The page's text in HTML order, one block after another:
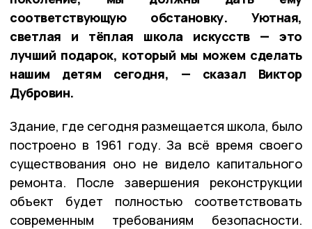
соответствующую обстановку. Уютная,
светлая и тёплая школа искусств — это
лучший подарок, который мы можем сделать
нашим детям сегодня, — сказал Виктор
Дубровин.
Здание, где сегодня размещается школа, было
построено в 1961 году. За всё время своего
существования оно не видело капитального
ремонта. После завершения реконструкции
объект будет полностью соответствовать
современным требованиям безопасности.